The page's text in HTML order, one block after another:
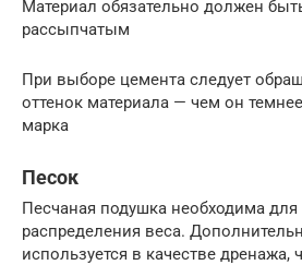
Материал обязательно должен
рассыпчатым
При выборе цемента следует
оттенок материала — чем он
марка
Песок
Песчаная подушка необходима
распределения веса.
используется в качестве дренажа,